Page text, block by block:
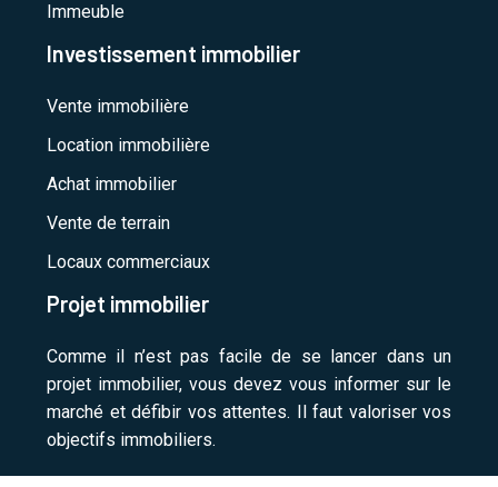
Immeuble
Investissement immobilier
Vente immobilière
Location immobilière
Achat immobilier
Vente de terrain
Locaux commerciaux
Projet immobilier
Comme il n’est pas facile de se lancer dans un
projet immobilier, vous devez vous informer sur le
marché et défibir vos attentes. Il faut valoriser vos
objectifs immobiliers.